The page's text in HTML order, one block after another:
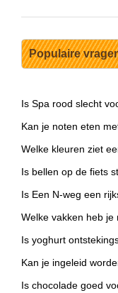
Populaire
Is Spa rood slecht
Kan je noten eten
Welke kleuren ziet
Is bellen op de fiets
Is Een N-weg een
Welke vakken heb
Is yoghurt
Kan je ingeleid
Is chocolade goed